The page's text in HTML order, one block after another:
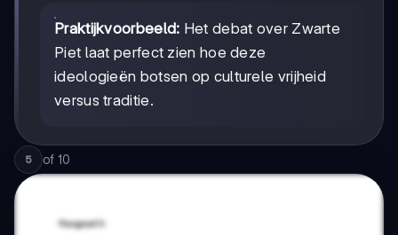
Praktijkvoorbeeld: Het debat over Zwarte
Piet laat perfect zien hoe deze
ideologieën botsen op culturele vrijheid
versus traditie.
5 of 10